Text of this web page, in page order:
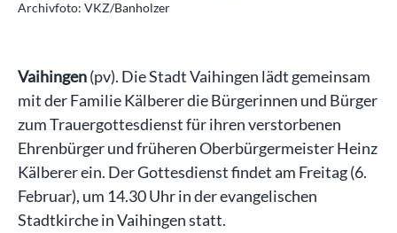
Archivfoto: VKZ/Banholzer
Vaihingen(pv). Die Stadt Vaihingen lädt gemeinsam
mit der Familie Kälberer die Bürgerinnen und Bürger
zum Trauergottesdienst für ihren verstorbenen
Ehrenbürger und früheren Oberbürgermeister Heinz
Kälberer ein. Der Gottesdienst findet am Freitag (6.
Februar), um 14.30 Uhr in der evangelischen
Stadtkirche in Vaihingen statt.